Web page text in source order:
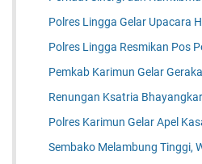
Polres Lingga Gelar Upacara
Polres Lingga Resmikan Pos
Pemkab Karimun Gelar
Renungan Ksatria
Polres Karimun Gelar Apel
Sembako Melambung Tinggi,